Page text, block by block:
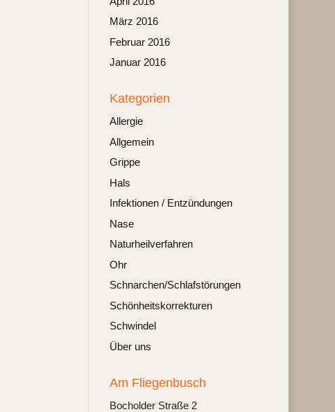
März 2016
Februar 2016
Januar 2016
Kategorien
Allergie
Allgemein
Grippe
Hals
Infektionen / Entzündungen
Nase
Naturheilverfahren
Ohr
Schnarchen/Schlafstörungen
Schönheitskorrekturen
Schwindel
Über uns
Am Fliegenbusch
Bochol­der Stra­ße 2